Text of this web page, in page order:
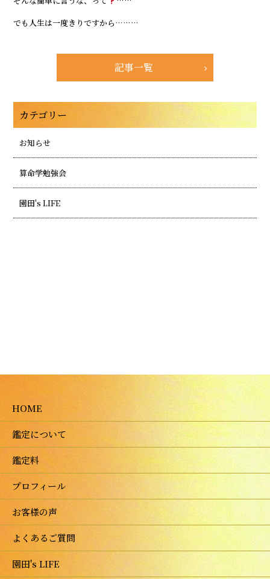
でも人生は一度きりですから………
記事一覧
カテゴリー
お知らせ
算命学勉強会
園田's LIFE
HOME
鑑定について
鑑定料
プロフィール
お客様の声
よくあるご質問
園田's LIFE